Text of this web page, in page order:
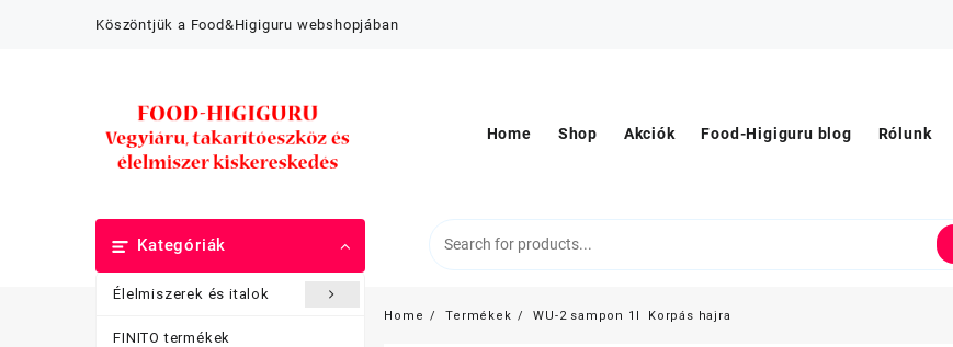
Köszöntjük a Food&Higiguru webshopjában
Home Shop Akciók Food-Higiguru blog Rólunk
Kategóriák
Élelmiszerek és italok
FINITO termékek
Home Termékek WU-2 sampon 1l Korpás hajra